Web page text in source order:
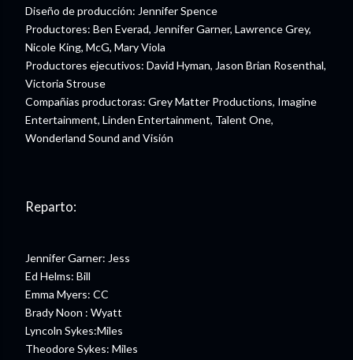
Diseño de producción: Jennifer Spence
Productores: Ben Everad, Jennifer Garner, Lawrence Grey,
Nicole King, McG, Mary Viola
Productores ejecutivos: David Hyman, Jason Brian Rosenthal,
Victoria Strouse
Compañias productoras: Grey Matter Productions, Imagine
Entertainment, Linden Entertainment, Talent One,
Wonderland Sound and Visión
Reparto:
Jennifer Garner: Jess
Ed Helms: Bill
Emma Myers: CC
Brady Noon : Wyatt
Lyncoln Sykes:Miles
Theodore Sykes: Miles